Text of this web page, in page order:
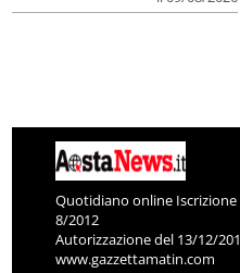
Quotidiano online
8/2012
Autorizzazione del 13/12/
www.gazzettamatin.com